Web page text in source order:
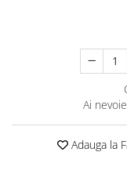
Ai
Adauga la